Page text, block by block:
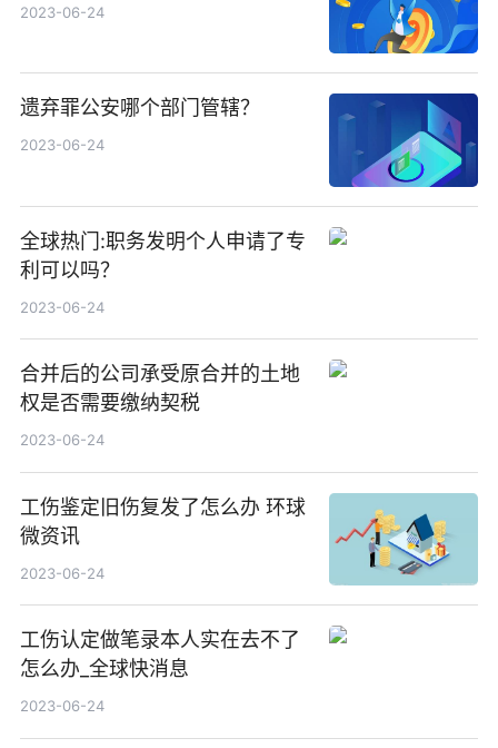
2023-06-24
遗弃罪公安哪个部门管辖？
2023-06-24
全球热门:职务发明个人申请了专
利可以吗？
2023-06-24
合并后的公司承受原合并的土地
权是否需要缴纳契税
2023-06-24
工伤鉴定旧伤复发了怎么办 环球
微资讯
2023-06-24
工伤认定做笔录本人实在去不了
怎么办_全球快消息
2023-06-24